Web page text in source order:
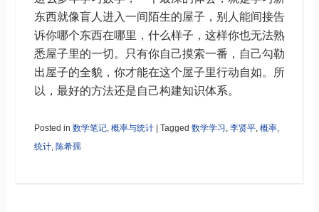
东西就像盲人进入一间陌生的屋子，别人能间接告
诉你哪个东西在哪里，什么样子，这样你也无法熟
悉屋子里的一切。只有你自己摸索一番，自己勾勒
出屋子的全貌，你才能在这个屋子里行动自如。所
以，最好的方法还是自己构建知识体系。
Posted in 数学笔记, 概率与统计 Tagged 数学学习 , 李贤平, 概率,
统计, 陈希孺